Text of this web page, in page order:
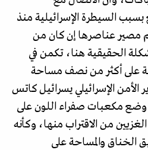
السيطرة الإسرائيلية منذ
مصير عناصرها إن كان من
الحقيقية هنا، تكمن في
على أكثر من نصف مساحة
الأمن الإسرائيلي يسرائيل كاتس
مكعبات صفراء اللون على
من الاقتراب منها، وكأنه
والمساحة على